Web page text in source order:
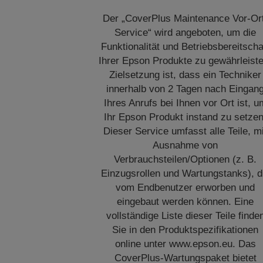
Der „CoverPlus Maintenance Vor-
Service“ wird angeboten, um die
Funktionalität und
Ihrer Epson Produkte zu
Zielsetzung ist, dass ein Techniker
innerhalb von 2 Tagen nach
Ihres Anrufs bei Ihnen vor Ort ist,
Ihr Epson Produkt instand zu
Dieser Service umfasst alle Teile,
Ausnahme von
Verbrauchsteilen/Optionen (z. B.
Einzugsrollen und Wartungstanks),
vom Endbenutzer erworben und
eingebaut werden können. Eine
vollständige Liste dieser Teile
Sie in den Produktspezifikationen
online unter www.epson.eu. Das
CoverPlus-Wartungspaket bietet